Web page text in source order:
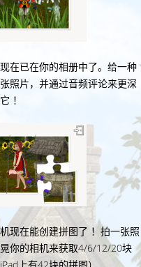
在已在你的相册中了。给一种
照片，并通过音频评论来更深
！
现在能创建拼图了 ！拍一张照
你的相机来获取4/6/12/20块